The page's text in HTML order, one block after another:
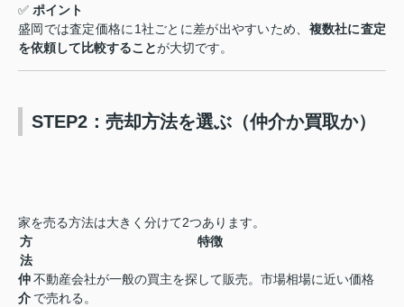
✅ ポイント
盛岡では査定価格に1社ごとに差が出やすいため、 複数社に査定
を依頼して比較することが大切です。
STEP2：売却方法を選ぶ（仲介か買取か）
家を売る方法は大きく分けて2つあります。
方
法
特徴
仲
介
不動産会社が一般の買主を探して販売。市場相場に近い価格
で売れる。